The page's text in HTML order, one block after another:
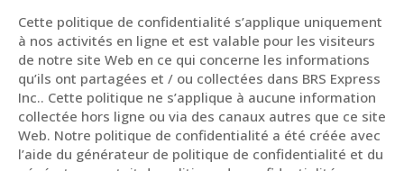
Cette politique de confidentialité s’applique uniquement
à nos activités en ligne et est valable pour les visiteurs
de notre site Web en ce qui concerne les informations
qu’ils ont partagées et / ou collectées dans BRS Express
Inc.. Cette politique ne s’applique à aucune information
collectée hors ligne ou via des canaux autres que ce site
Web. Notre politique de confidentialité a été créée avec
l’aide du générateur de politique de confidentialité et du